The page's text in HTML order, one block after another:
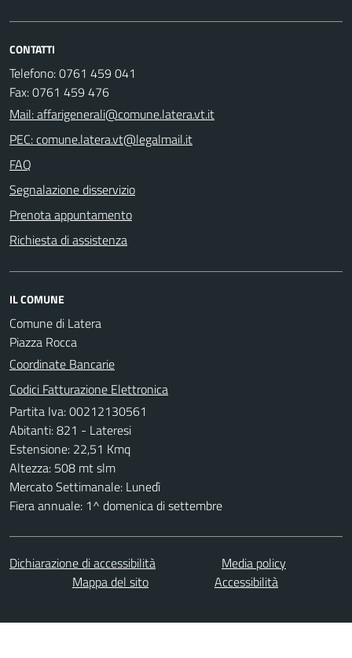
CONTATTI
Telefono: 0761 459 041
Fax: 0761 459 476
Mail: affarigenerali@comune.latera.vt.it
PEC: comune.latera.vt@legalmail.it
FAQ
Segnalazione disservizio
Prenota appuntamento
Richiesta di assistenza
IL COMUNE
Comune di Latera
Piazza Rocca
Coordinate Bancarie
Codici Fatturazione Elettronica
Partita Iva: 00212130561
Abitanti: 821 - Lateresi
Estensione: 22,51 Kmq
Altezza: 508 mt slm
Mercato Settimanale: Lunedì
Fiera annuale: 1^ domenica di settembre
Dichiarazione di accessibilità
Media policy
Mappa del sito
Accessibilità